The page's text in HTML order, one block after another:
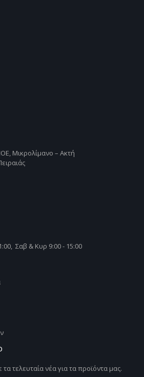
Μικρολίμανο – Ακτή
Σαβ & Κυρ 9:00 - 15:00
τα τελευταία νέα για τα προϊόντα μας.